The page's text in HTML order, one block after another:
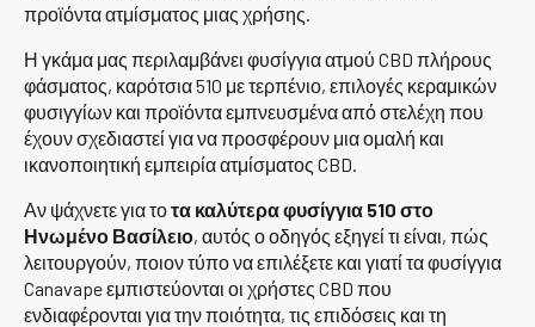
προϊόντα ατμίσματος μιας χρήσης.
Η γκάμα μας περιλαμβάνει φυσίγγια ατμού CBD πλήρους
φάσματος, καρότσια 510 με τερπένιο, επιλογές κεραμικών
φυσιγγίων και προϊόντα εμπνευσμένα από στελέχη που
έχουν σχεδιαστεί για να προσφέρουν μια ομαλή και
ικανοποιητική εμπειρία ατμίσματος CBD.
Αν ψάχνετε για τοτα καλύτερα φυσίγγια 510 στο
Ηνωμένο Βασίλειο, αυτός ο οδηγός εξηγεί τι είναι, πώς
λειτουργούν, ποιον τύπο να επιλέξετε και γιατί τα φυσίγγια
Canavape εμπιστεύονται οι χρήστες CBD που
ενδιαφέρονται για την ποιότητα, τις επιδόσεις και τη